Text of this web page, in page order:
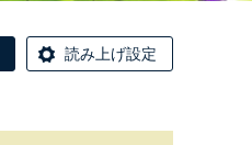
読み上げ設定